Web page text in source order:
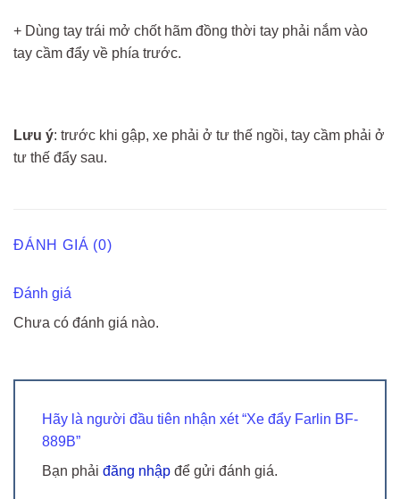
+ Dùng tay trái mở chốt hãm đồng thời tay phải nắm vào
tay cầm đẩy về phía trước.
Lưu ý: trước khi gập, xe phải ở tư thế ngồi, tay cầm phải ở
tư thế đẩy sau.
ĐÁNH GIÁ (0)
Đánh giá
Chưa có đánh giá nào.
Hãy là người đầu tiên nhận xét “Xe đẩy Farlin BF-
889B”
Bạn phải đăng nhập để gửi đánh giá.